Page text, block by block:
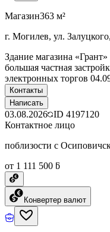
Магазин363 м²
г. Могилев, ул.
Здание магазина
большая частная
электронных торгов
Контакты
Написать
03.08.2026 ID 4197120
Контактное лицо
поблизости с
от 1 111 500 ƃ
Конвертер валют